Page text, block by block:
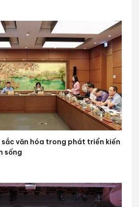
văn hóa trong phát triển kiến
sống